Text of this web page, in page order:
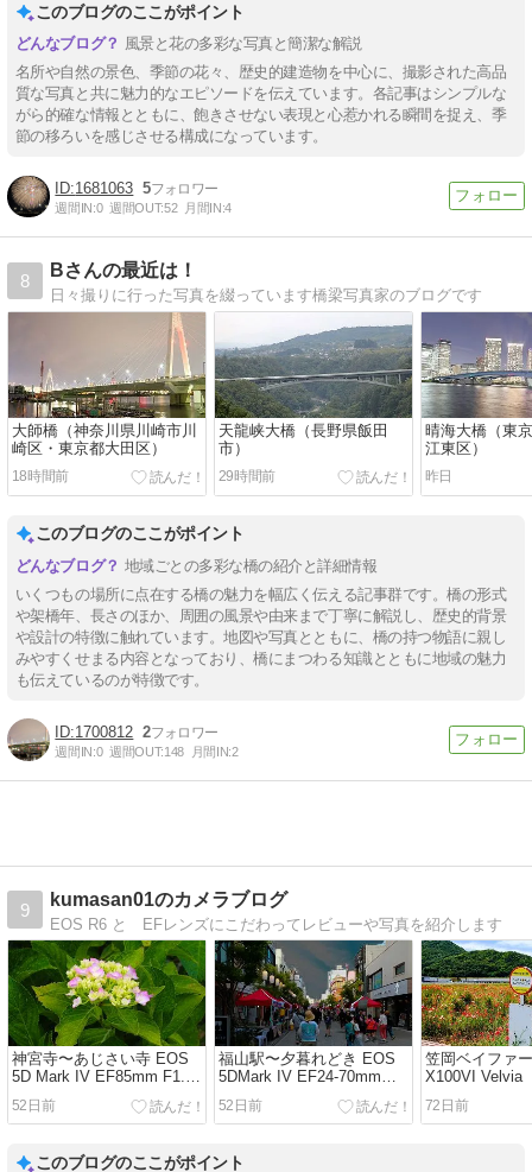
このブログのここがポイント
風景と花の多彩な写真と簡潔な解説
名所や自然の景色、季節の花々、歴史的建造物を中心に、撮影された高品
質な写真と共に魅力的なエピソードを伝えています。各記事はシンプルな
がら的確な情報とともに、飽きさせない表現と心惹かれる瞬間を捉え、季
節の移ろいを感じさせる構成になっています。
1681063 5
週間IN:0 週間OUT:52 月間IN:4
8
Bさんの最近は！
日々撮りに行った写真を綴っています橋梁写真家のブログです
大師橋（神奈川県川崎市川
崎区・東京都大田区）
18時間前
天龍峡大橋（長野県飯田
市）
29時間前
晴海大橋（東
江東区）
昨日
このブログのここがポイント
地域ごとの多彩な橋の紹介と詳細情報
いくつもの場所に点在する橋の魅力を幅広く伝える記事群です。橋の形式
や架橋年、長さのほか、周囲の風景や由来まで丁寧に解説し、歴史的背景
や設計の特徴に触れています。地図や写真とともに、橋の持つ物語に親し
みやすくせまる内容となっており、橋にまつわる知識とともに地域の魅力
も伝えているのが特徴です。
1700812 2
週間IN:0 週間OUT:148 月間IN:2
9
kumasan01のカメラブログ
EOS R6 と EFレンズにこだわってレビューや写真を紹介します
神宮寺〜あじさい寺 EOS
5D Mark IV EF85mm F1.2
L USM
52日前
福山駅〜夕暮れどき EOS
5DMark IV EF24-70mm
F2.8L USM
52日前
笠岡ベイファ
X100VI Velvia
72日前
このブログのここがポイント